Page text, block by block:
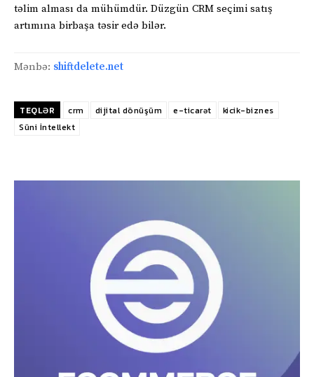
təlim alması da mühümdür. Düzgün CRM seçimi satış
artımına birbaşa təsir edə bilər.
Mənbə: shiftdelete.net
TEQLƏR crm dijital dönüşüm e-ticarət
kicik-biznes
Süni İntellekt